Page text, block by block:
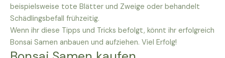
beispielsweise tote Blätter und Zweige oder behandelt
Schädlingsbefall frühzeitig.
Wenn ihr diese Tipps und Tricks befolgt, könnt ihr erfolgreich
Bonsai Samen anbauen und aufziehen. Viel Erfolg!